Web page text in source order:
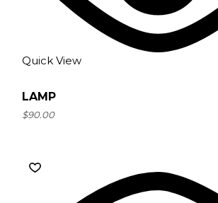
Quick View
LAMP
$90.00